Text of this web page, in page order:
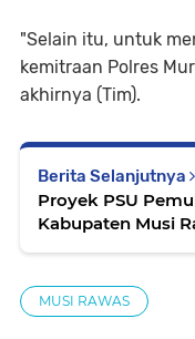
"Selain itu, untuk
kemitraan Polres
akhirnya (Tim).
Berita Selanjutnya
Proyek PSU
Kabupaten Musi
MUSI RAWAS